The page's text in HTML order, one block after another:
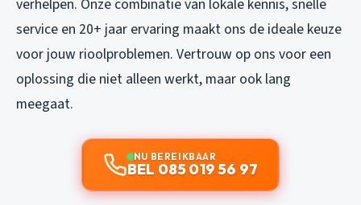
verhelpen. Onze combinatie van lokale kennis, snelle
service en 20+ jaar ervaring maakt ons de ideale keuze
voor jouw rioolproblemen. Vertrouw op ons voor een
oplossing die niet alleen werkt, maar ook lang
meegaat.
NU BEREIKBAAR
BEL 085 019 56 97